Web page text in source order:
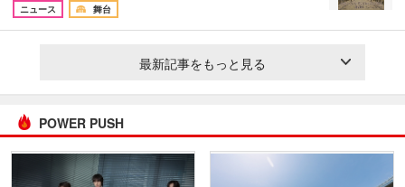
ニュース
舞台
最新記事をもっと見る
POWER PUSH